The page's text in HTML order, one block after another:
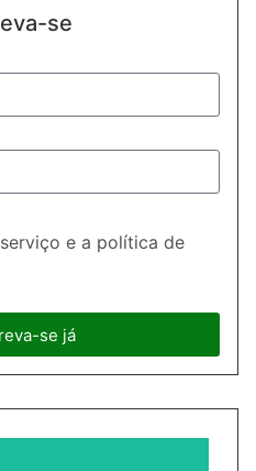
se
e a política de
se já